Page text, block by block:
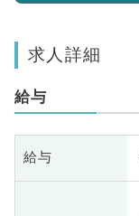
求人詳細
給与
給与